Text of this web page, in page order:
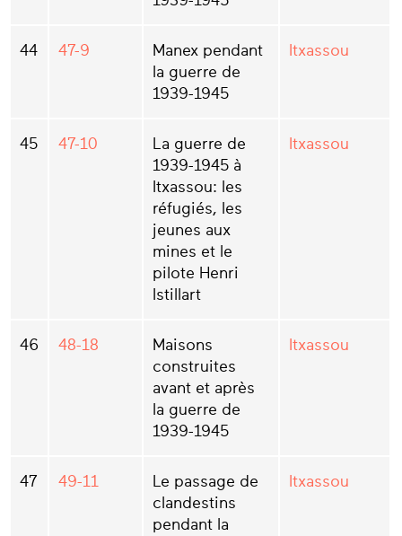
44 47-9
Manex pendant
la guerre de
1939-1945
Itxassou
45 47-10
La guerre de
1939-1945 à
Itxassou: les
réfugiés, les
jeunes aux
mines et le
pilote Henri
Istillart
Itxassou
46 48-18
Maisons
construites
avant et après
la guerre de
1939-1945
Itxassou
47 49-11
Le passage de
clandestins
pendant la
Itxassou